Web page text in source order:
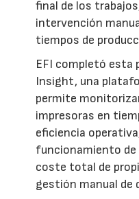
final de los
intervención
tiempos de
EFI completó esta
Insight, una
permite
impresoras en
eficiencia
funcionamiento de
coste total de
gestión manual de